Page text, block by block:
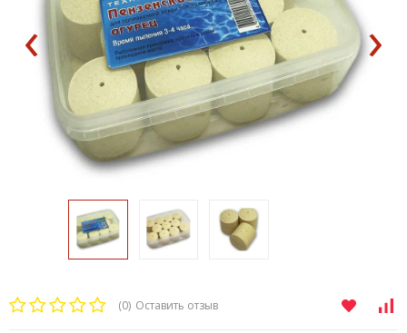
‹ ›
(0) Оставить отзыв